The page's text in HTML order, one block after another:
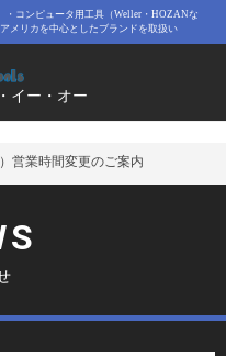
コンピュータ用工具（Weller・HOZANな
メリカを中心としたブランドを取扱い
イー・オー
営業時間変更のご案内